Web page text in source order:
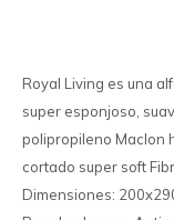
Royal Living es una
super esponjoso,
polipropileno Maclon
cortado super soft
Dimensiones: